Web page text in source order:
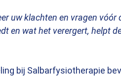
uw klachten en vragen
en wat het verergert, helpt
bij Salbarfysiotherapie